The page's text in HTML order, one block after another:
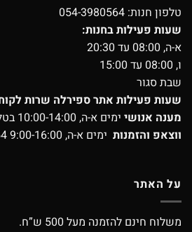
טלפון חנות: 054-3980564
שעות פעילות בחנות:
א-ה, 08:00 עד 20:30
ו, 08:00 עד 15:00
שבת סגור
שעות פעילות אתר ספירלה שרות
מענה אנושי ימים א-ה, 10:00-14:00 בטלפון:
ווצאפ והזמנות ימים א-ה, 9:00-16:00
על האתר
משלוח חינם להזמנה מעל 500 ש”ח.